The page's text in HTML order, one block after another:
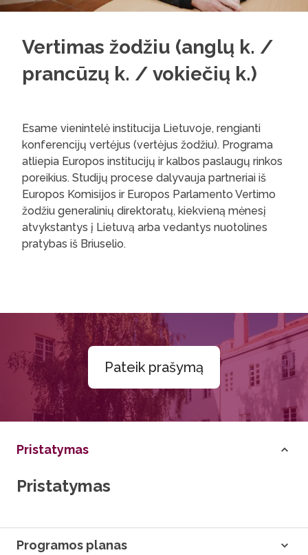
Vertimas žodžiu (anglų k. /
prancūzų k. / vokiečių k.)
Esame vienintelė institucija Lietuvoje, rengianti
konferencijų vertėjus (vertėjus žodžiu). Programa
atliepia Europos institucijų ir kalbos paslaugų rinkos
poreikius. Studijų procese dalyvauja partneriai iš
Europos Komisijos ir Europos Parlamento Vertimo
žodžiu generalinių direktoratų, kiekvieną mėnesį
atvykstantys į Lietuvą arba vedantys nuotolines
pratybas iš Briuselio.
Pateik prašymą
Pristatymas
Pristatymas
Programos planas